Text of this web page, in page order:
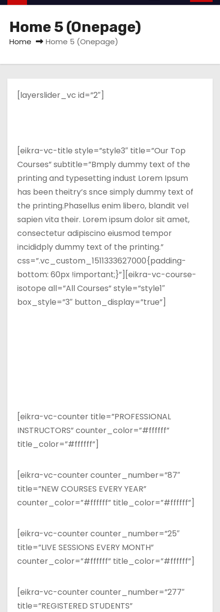
Home 5 (Onepage)
Home Home 5 (Onepage)
[layerslider_vc id=”2″]
[eikra-vc-title style=”style3″ title=”Our Top
Courses” subtitle=”Bmply dummy text of the
printing and typesetting indust Lorem Ipsum
has been theitry’s snce simply dummy text of
the printing.Phasellus enim libero, blandit vel
sapien vita their. Lorem ipsum dolor sit amet,
consectetur adipiscino eiusmod tempor
incididply dummy text of the printing.”
css=”.vc_custom_1511333627000{padding-
bottom: 60px !important;}”][eikra-vc-course-
isotope all=”All Courses” style=”style1″
box_style=”3″ button_display=”true”]
[eikra-vc-counter title=”PROFESSIONAL
INSTRUCTORS” counter_color=”#ffffff”
title_color=”#ffffff”]
[eikra-vc-counter counter_number=”87″
title=”NEW COURSES EVERY YEAR”
counter_color=”#ffffff” title_color=”#ffffff”]
[eikra-vc-counter counter_number=”25″
title=”LIVE SESSIONS EVERY MONTH”
counter_color=”#ffffff” title_color=”#ffffff”]
[eikra-vc-counter counter_number=”277″
title=”REGISTERED STUDENTS”